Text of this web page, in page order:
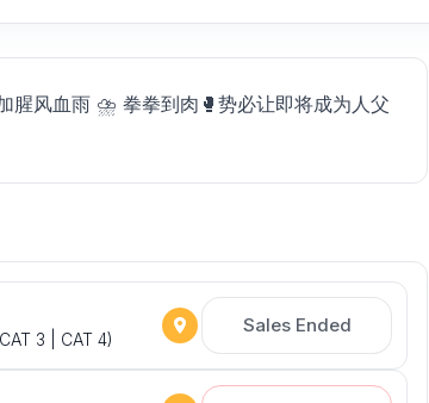
腥风血雨 ⛈️ 拳拳到肉🥊势必让即将成为人父
3 | CAT 4)
Sales Ended